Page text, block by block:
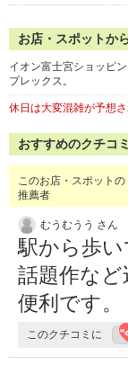
お店・スポットか
イオン富士宮ショッピ
プレックス。
休日は大変混雑が予想
おすすめのクチコ
このお店・スポットの
推薦者
むうむうう さん
駅から歩
話題作な
便利です。
このクチコミに